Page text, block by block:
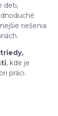
deti,
riešenia
, kde je
práci.